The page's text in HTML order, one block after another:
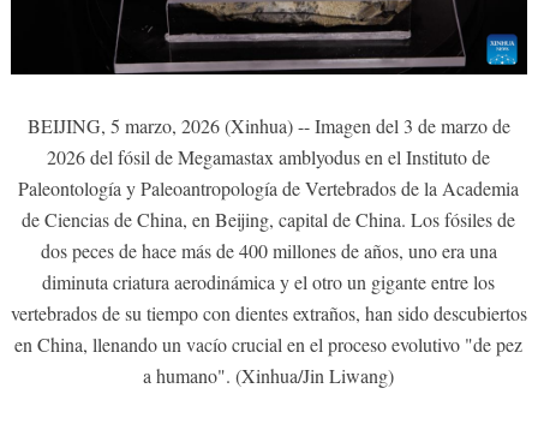
BEIJING, 5 marzo, 2026 (Xinhua) -- Imagen del 3 de marzo de
2026 del fósil de Megamastax amblyodus en el Instituto de
Paleontología y Paleoantropología de Vertebrados de la Academia
de Ciencias de China, en Beijing, capital de China. Los fósiles de
dos peces de hace más de 400 millones de años, uno era una
diminuta criatura aerodinámica y el otro un gigante entre los
vertebrados de su tiempo con dientes extraños, han sido descubiertos
en China, llenando un vacío crucial en el proceso evolutivo "de pez
a humano". (Xinhua/Jin Liwang)